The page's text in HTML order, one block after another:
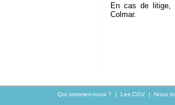
En cas de litige,
Colmar.
Qui sommes-nous ? | Les CGV | Nous